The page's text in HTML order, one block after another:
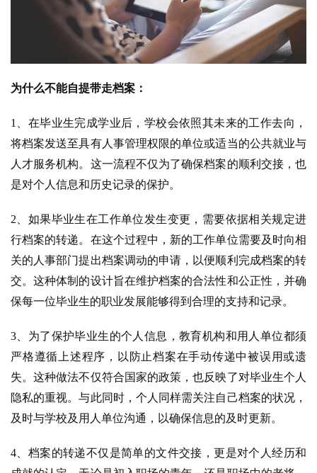
为什么不能自提带走档案：
1、在毕业生完成学业后，学校会依照其未来的工作去向，
将档案发送至具有人事管理权限的单位或适当的公共就业与
人才服务机构。这一流程不仅为了确保档案的顺利交接，也
是对个人信息和历史记录的保护。
2、如果毕业生在工作单位发生变更，需要依据相关规定进
行档案的转递。在这个过程中，新的工作单位需要及时向相
关的人事部门提出档案调动的申请，以便顺利完成档案的转
交。这种体制的设计旨在维护档案的合法性和公正性，并确
保每一位毕业生的职业发展能够得到合理的支持和记录。
3、为了保护毕业生的个人信息，教育机构和用人单位都须
严格遵循上述程序，以防止档案在手动传递中被误用或遗
失。这种做法不仅符合国家的政策，也反映了对毕业生个人
隐私的重视。与此同时，个人同样需关注自己档案的状况，
及时与学校及用人单位沟通，以确保信息的及时更新。
4、档案的转递不仅是简单的文件交接，更是对个人经历和